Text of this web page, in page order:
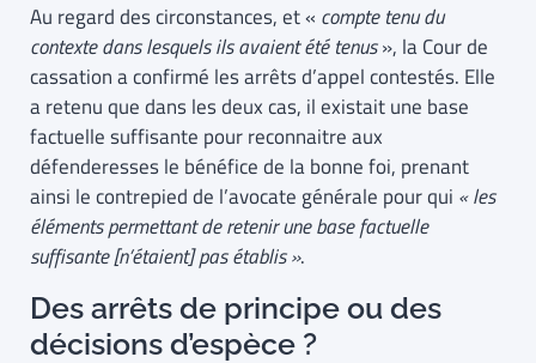
Au regard des circonstances, et « compte tenu du
contexte dans lesquels ils avaient été tenus», la Cour de
cassation a confirmé les arrêts d’appel contestés. Elle
a retenu que dans les deux cas, il existait une base
factuelle suffisante pour reconnaitre aux
défenderesses le bénéfice de la bonne foi, prenant
ainsi le contrepied de l’avocate générale pour qui « les
éléments permettant de retenir une base factuelle
suffisante [n’étaient] pas établis ».
Des arrêts de principe ou des
décisions d’espèce ?